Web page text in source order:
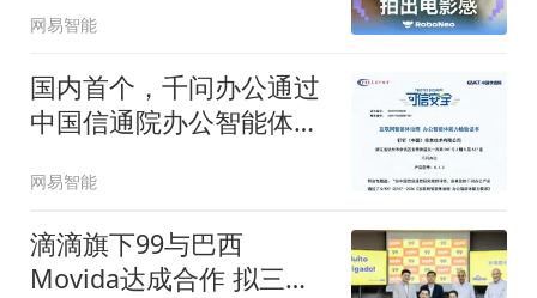
网易智能
国内首个，千问办公通过
中国信通院办公智能体能
网易智能
滴滴旗下99与巴西
Movida达成合作 拟三年